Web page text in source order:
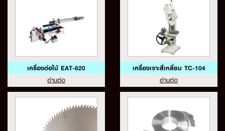
เครื่องต่อไม้ EAT-620
อ่านต่อ
เครื่องเจาะสี่เหลี่ยม TC-104
อ่านต่อ